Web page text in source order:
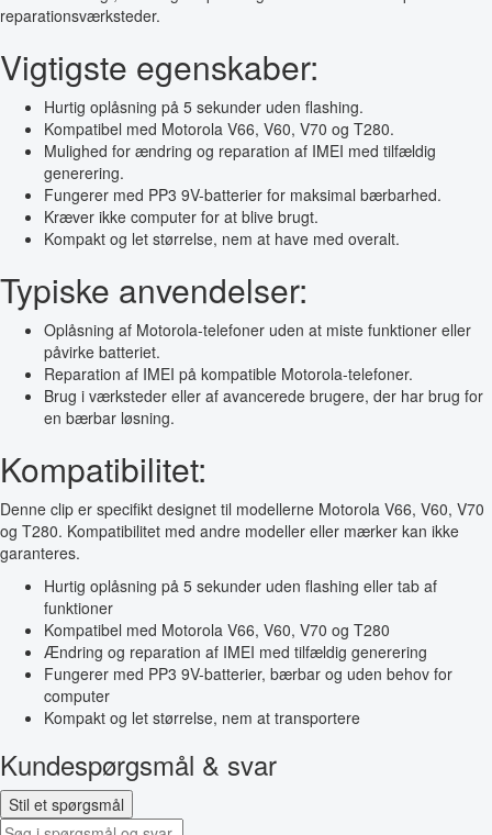
reparationsværksteder.
Vigtigste egenskaber:
Hurtig oplåsning på 5 sekunder uden flashing.
Kompatibel med Motorola V66, V60, V70 og T280.
Mulighed for ændring og reparation af IMEI med tilfældig
generering.
Fungerer med PP3 9V-batterier for maksimal bærbarhed.
Kræver ikke computer for at blive brugt.
Kompakt og let størrelse, nem at have med overalt.
Typiske anvendelser:
Oplåsning af Motorola-telefoner uden at miste funktioner eller
påvirke batteriet.
Reparation af IMEI på kompatible Motorola-telefoner.
Brug i værksteder eller af avancerede brugere, der har brug for
en bærbar løsning.
Kompatibilitet:
Denne clip er specifikt designet til modellerne Motorola V66, V60, V70
og T280. Kompatibilitet med andre modeller eller mærker kan ikke
garanteres.
Hurtig oplåsning på 5 sekunder uden flashing eller tab af
funktioner
Kompatibel med Motorola V66, V60, V70 og T280
Ændring og reparation af IMEI med tilfældig generering
Fungerer med PP3 9V-batterier, bærbar og uden behov for
computer
Kompakt og let størrelse, nem at transportere
Kundespørgsmål & svar
Stil et spørgsmål